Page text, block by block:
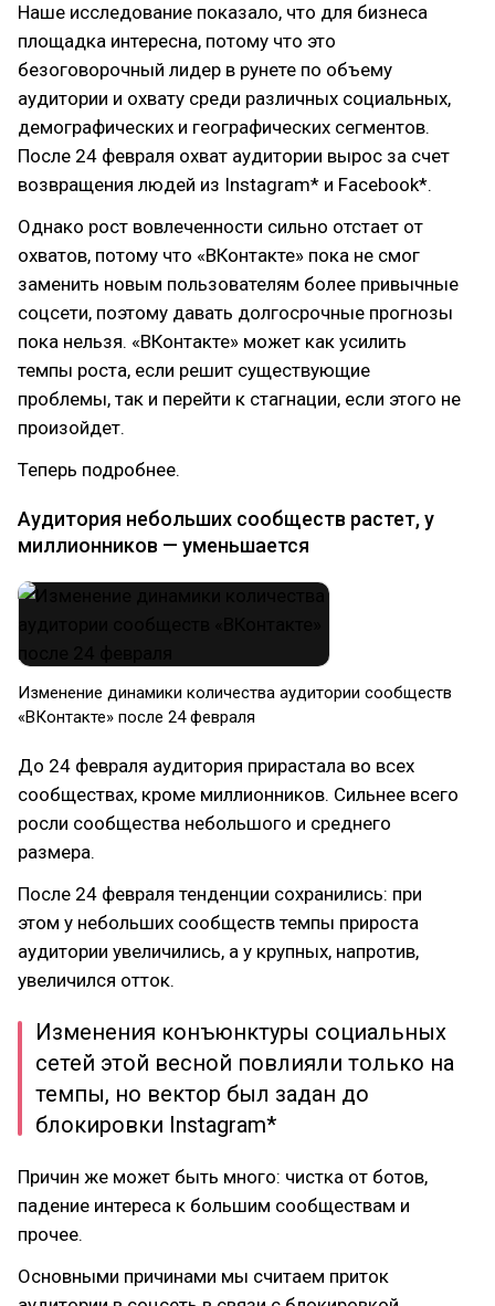
Наше исследование показало, что для бизнеса
площадка интересна, потому что это
безоговорочный лидер в рунете по объему
аудитории и охвату среди различных социальных,
демографических и географических сегментов.
После 24 февраля охват аудитории вырос за счет
возвращения людей из Instagram* и Facebook*.
Однако рост вовлеченности сильно отстает от
охватов, потому что «ВКонтакте» пока не смог
заменить новым пользователям более привычные
соцсети, поэтому давать долгосрочные прогнозы
пока нельзя. «ВКонтакте» может как усилить
темпы роста, если решит существующие
проблемы, так и перейти к стагнации, если этого не
произойдет.
Теперь подробнее.
Аудитория небольших сообществ растет, у
миллионников — уменьшается
Изменение динамики количества аудитории сообществ
«ВКонтакте» после 24 февраля
До 24 февраля аудитория прирастала во всех
сообществах, кроме миллионников. Сильнее всего
росли сообщества небольшого и среднего
размера.
После 24 февраля тенденции сохранились: при
этом у небольших сообществ темпы прироста
аудитории увеличились, а у крупных, напротив,
увеличился отток.
Изменения конъюнктуры социальных
сетей этой весной повлияли только на
темпы, но вектор был задан до
блокировки Instagram*
Причин же может быть много: чистка от ботов,
падение интереса к большим сообществам и
прочее.
Основными причинами мы считаем приток